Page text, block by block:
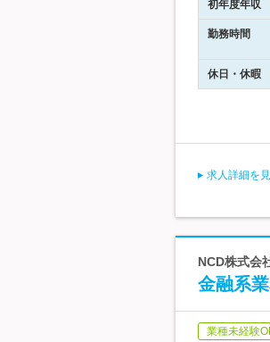
初年度年収
勤務時間
休日・休暇
求人詳細を
NCD株式会
金融系
業種未経験